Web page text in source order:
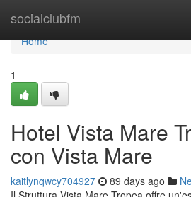
socialclubfm
Home
Home
1
Hotel Vista Mare
con Vista Mare
kaitlynqwcy704927 89 days ago